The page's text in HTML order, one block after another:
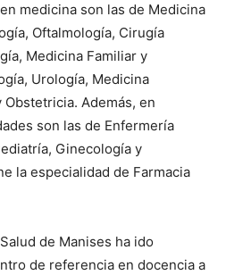
medicina son las de Medicina
Oftalmología, Cirugía
Medicina Familiar y
Urología, Medicina
Además, en
son las de Enfermería
Ginecología y
la especialidad de Farmacia
de Manises ha ido
de referencia en docencia a